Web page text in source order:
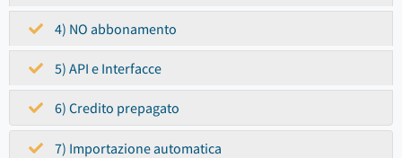
4) NO abbonamento
5) API e Interfacce
6) Credito prepagato
7) Importazione automatica